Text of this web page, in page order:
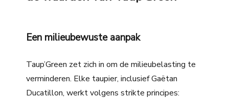
Een milieubewuste aanpak
Taup’Green zet zich in om de milieubelasting te
verminderen. Elke taupier, inclusief Gaëtan
Ducatillon, werkt volgens strikte principes: